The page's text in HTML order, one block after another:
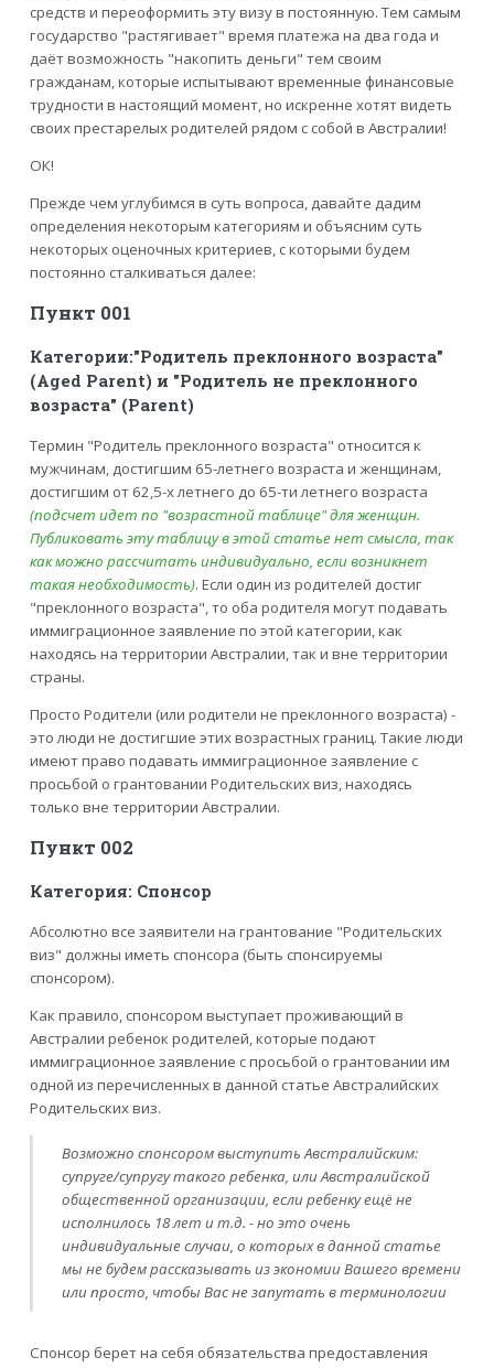
средств и переоформить эту визу в постоянную. Тем самым
государство "растягивает" время платежа на два года и
даёт возможность "накопить деньги" тем своим
гражданам, которые испытывают временные финансовые
трудности в настоящий момент, но искренне хотят видеть
своих престарелых родителей рядом с собой в Австралии!
ОК!
Прежде чем углубимся в суть вопроса, давайте дадим
определения некоторым категориям и объясним суть
некоторых оценочных критериев, с которыми будем
постоянно сталкиваться далее:
Пункт 001
Категории:"Родитель преклонного возраста"
(Aged Parent) и "Родитель не преклонного
возраста" (Parent)
Термин "Родитель преклонного возраста" относится к
мужчинам, достигшим 65-летнего возраста и женщинам,
достигшим от 62,5-х летнего до 65-ти летнего возраста
(подсчет идет по "возрастной таблице" для женщин.
Публиковать эту таблицу в этой статье нет смысла, так
как можно рассчитать индивидуально, если возникнет
такая необходимость). Если один из родителей достиг
"преклонного возраста", то оба родителя могут подавать
иммиграционное заявление по этой категории, как
находясь на территории Австралии, так и вне территории
страны.
Просто Родители (или родители не преклонного возраста) -
это люди не достигшие этих возрастных границ. Такие люди
имеют право подавать иммиграционное заявление с
просьбой о грантовании Родительских виз, находясь
только вне территории Австралии.
Пункт 002
Категория: Спонсор
Абсолютно все заявители на грантование "Родительских
виз" должны иметь спонсора (быть спонсируемы
спонсором).
Как правило, спонсором выступает проживающий в
Австралии ребенок родителей, которые подают
иммиграционное заявление с просьбой о грантовании им
одной из перечисленных в данной статье Австралийских
Родительских виз.
Возможно спонсором выступить Австралийским:
супруге/супругу такого ребенка, или Австралийской
общественной организации, если ребенку ещё не
исполнилось 18 лет и т.д. - но это очень
индивидуальные случаи, о которых в данной статье
мы не будем рассказывать из экономии Вашего времени
или просто, чтобы Вас не запутать в терминологии
Спонсор берет на себя обязательства предоставления